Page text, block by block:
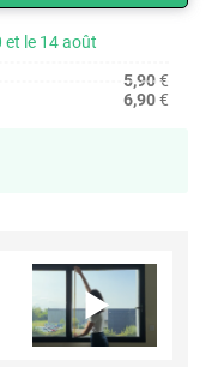
et le 14 août
5,90€
6,90€